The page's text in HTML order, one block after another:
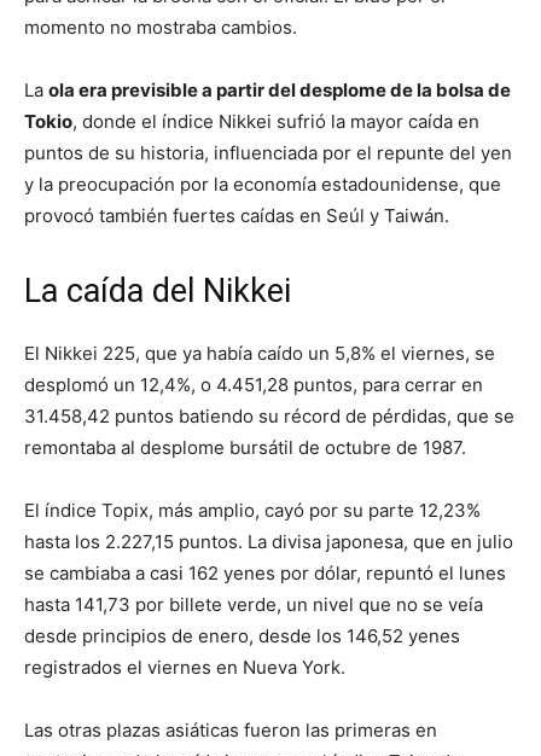
momento no mostraba cambios.
La ola era previsible a partir del desplome de la bolsa de
Tokio, donde el índice Nikkei sufrió la mayor caída en
puntos de su historia, influenciada por el repunte del yen
y la preocupación por la economía estadounidense, que
provocó también fuertes caídas en Seúl y Taiwán.
La caída del Nikkei
El Nikkei 225, que ya había caído un 5,8% el viernes, se
desplomó un 12,4%, o 4.451,28 puntos, para cerrar en
31.458,42 puntos batiendo su récord de pérdidas, que se
remontaba al desplome bursátil de octubre de 1987.
El índice Topix, más amplio, cayó por su parte 12,23%
hasta los 2.227,15 puntos. La divisa japonesa, que en julio
se cambiaba a casi 162 yenes por dólar, repuntó el lunes
hasta 141,73 por billete verde, un nivel que no se veía
desde principios de enero, desde los 146,52 yenes
registrados el viernes en Nueva York.
Las otras plazas asiáticas fueron las primeras en